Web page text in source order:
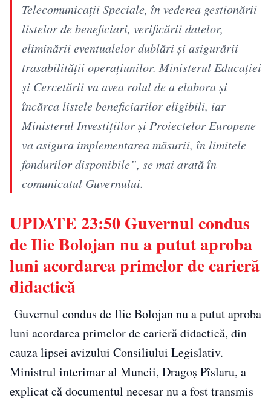
Telecomunicaţii Speciale, în vederea gestionării
listelor de beneficiari, verificării datelor,
eliminării eventualelor dublări şi asigurării
trasabilităţii operaţiunilor. Ministerul Educaţiei
şi Cercetării va avea rolul de a elabora şi
încărca listele beneficiarilor eligibili, iar
Ministerul Investiţiilor şi Proiectelor Europene
va asigura implementarea măsurii, în limitele
fondurilor disponibile”, se mai arată în
comunicatul Guvernului.
UPDATE 23:50 Guvernul condus
de Ilie Bolojan nu a putut aproba
luni acordarea primelor de carieră
didactică
Guvernul condus de Ilie Bolojan nu a putut aproba
luni acordarea primelor de carieră didactică, din
cauza lipsei avizului Consiliului Legislativ.
Ministrul interimar al Muncii, Dragoș Pîslaru, a
explicat că documentul necesar nu a fost transmis